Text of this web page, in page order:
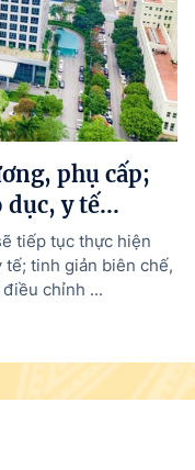
phụ cấp;
dục, y tế...
tiếp tục thực hiện
tế; tinh giản biên chế,
chỉnh ...